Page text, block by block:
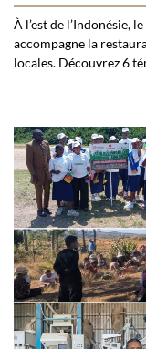
À l’est de l’Indonésie,
accompagne la
locales. Découvrez 6